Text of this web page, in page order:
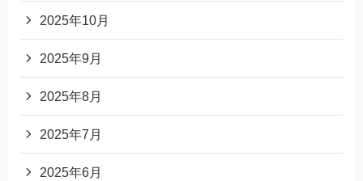
2025年10月
2025年9月
2025年8月
2025年7月
2025年6月